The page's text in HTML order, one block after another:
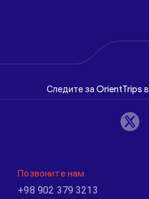
Следите за OrientTrips
Позвоните нам
+98 902 379 3213